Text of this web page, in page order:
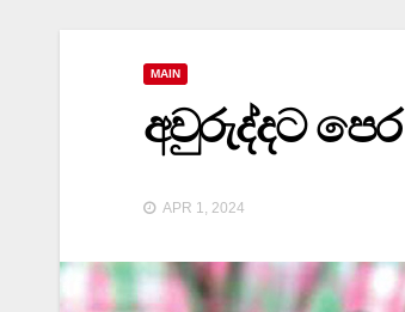
MAIN
අවුරුද්දට
APR 1, 2024